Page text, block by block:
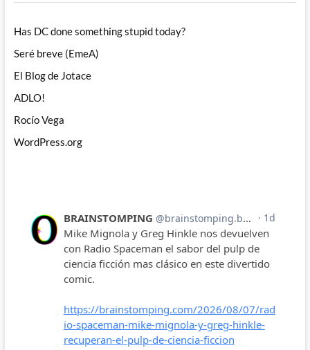
Has DC done something stupid today?
Seré breve (EmeA)
El Blog de Jotace
ADLO!
Rocío Vega
WordPress.org